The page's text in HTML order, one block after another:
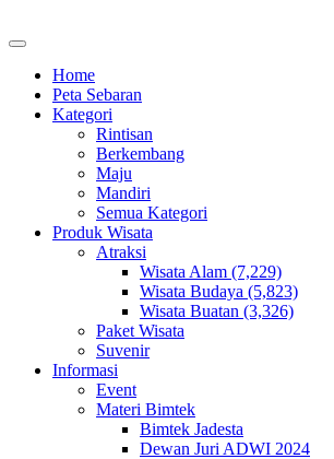
Home
Peta Sebaran
Kategori
Rintisan
Berkembang
Maju
Mandiri
Semua Kategori
Produk Wisata
Atraksi
Wisata Alam (7,229)
Wisata Budaya (5,823)
Wisata Buatan (3,326)
Paket Wisata
Suvenir
Informasi
Event
Materi Bimtek
Bimtek Jadesta
Dewan Juri ADWI 2024